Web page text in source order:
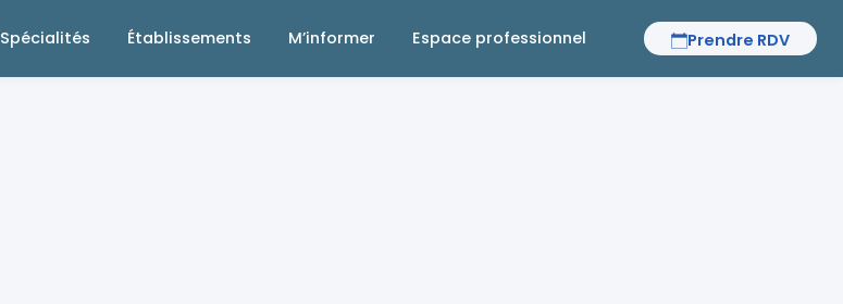
Spécialités Établissements M’informer Espace professionnel Prendre RDV